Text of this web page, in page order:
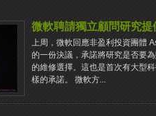
微軟聘請獨立顧問研究
上周，微軟回應非盈利投資團體
的一份決議，承諾將研究是否要
的維修選擇。這也是首次有大型
樣的承諾。 微軟方...